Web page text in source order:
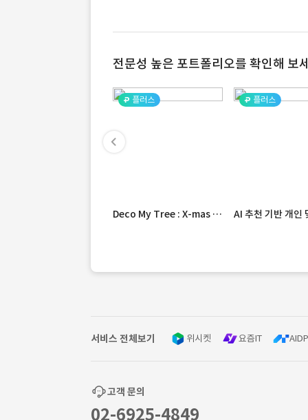
전문성 높은 포트폴리오를 확인해 보
플러스
Deco My Tree : X-mas Messages
플러스
서비스 전체보기 위시켓 요즘IT
고객 문의
02-6925-4849